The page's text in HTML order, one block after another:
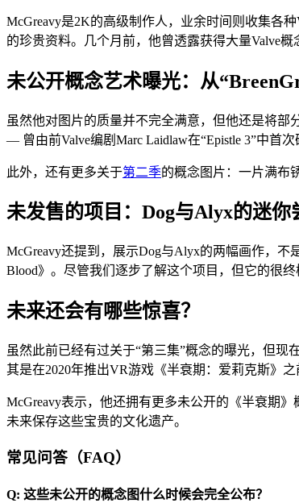
McGreavy是2K的高级制作人，业余时间则收集各
的珍贵资料。几个月前，他曾透露获得大量Valve概
未公开概念艺术曝光：从
虽然他对图片的质量并不完全满意，但他还是将部
— 曾由前Valve编剧Marc Laidlaw在“Epistle 3”中首
此外，还有更多关于第二季的概念图片：一片满布
未发售的项目：Dog与Alyx的迷你
McGreavy还提到，展示Dog与Alyx的两幅画作，
Blood》。尽管我们逐步了解这个项目，但它的很
未来还会有哪些惊喜？
虽然此前已经有过关于“第三集”概念的曝光，但现
其是在2020年推出VR游戏《半衰期：爱莉克斯》
McGreavy表示，他还拥有更多未公开的《半衰期
未来保存这些宝贵的文化遗产。
常见问答（FAQ）
Q: 这些未公开的概念图什么时候会完全公布？